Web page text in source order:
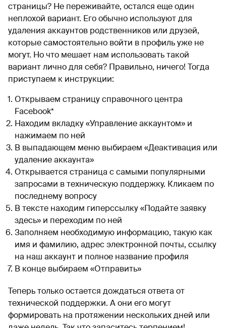
страницы? Не переживайте, остался еще один
неплохой вариант. Его обычно используют для
удаления аккаунтов родственников или друзей,
которые самостоятельно войти в профиль уже не
могут. Но что мешает нам использовать такой
вариант лично для себя? Правильно, ничего! Тогда
приступаем к инструкции:
Открываем страницу справочного центра
Facebook*
Находим вкладку «Управление аккаунтом» и
нажимаем по ней
В выпадающем меню выбираем «Деактивация или
удаление аккаунта»
Открывается страница с самыми популярными
запросами в техническую поддержку. Кликаем по
последнему вопросу
В тексте находим гиперссылку «Подайте заявку
здесь» и переходим по ней
Заполняем необходимую информацию, такую как
имя и фамилию, адрес электронной почты, ссылку
на наш аккаунт и полное название профиля
В конце выбираем «Отправить»
Теперь только остается дождаться ответа от
технической поддержки. А они его могут
формировать на протяжении нескольких дней или